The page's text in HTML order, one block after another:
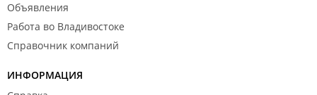
Объявления
Работа во Владивостоке
Справочник компаний
ИНФОРМАЦИЯ